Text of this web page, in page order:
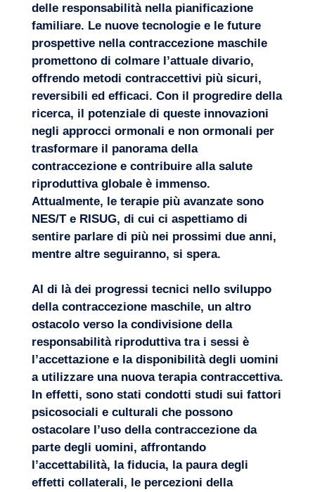
delle responsabilità nella pianificazione
familiare. Le nuove tecnologie e le future
prospettivenella contraccezione maschile
promettono di colmare l’attuale divario,
offrendo metodi contraccettivi più sicuri,
reversibili ed efficaci. Con il progredire della
ricerca, il potenziale di queste innovazioni
negli approcci ormonali e non ormonali per
trasformare il panorama della
contraccezione e contribuire alla salute
riproduttiva globale è immenso.
Attualmente, le terapie più avanzate sono
NES/T e RISUG, di cui ci aspettiamo di
sentire parlare di più nei prossimi due anni,
mentre altre seguiranno, si spera.
Al di là dei progressi tecnici nello sviluppo
della contraccezione maschile, un altro
ostacolo verso la condivisione della
responsabilità riproduttiva tra i sessi è
l’accettazione e la disponibilità degli uomini
a utilizzare una nuova terapia contraccettiva.
In effetti, sono stati condotti studi sui fattori
psicosociali e culturali che possono
ostacolare l’uso della contraccezione da
parte degli uomini, affrontando
l’accettabilità, la fiducia, la paura degli
effetti collaterali, le percezioni della